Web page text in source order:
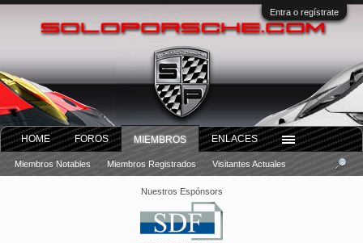
Entra o regístrate
Nuestros Espónsors
HOME FOROS MIEMBROS
Miembros Notables Miembros Registrados Visitantes Actuales
ENLACES